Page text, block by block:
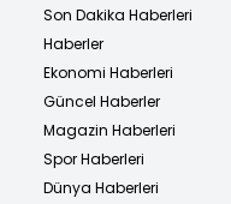
Son Dakika Haberleri
Haberler
Ekonomi Haberleri
Güncel Haberler
Magazin Haberleri
Spor Haberleri
Dünya Haberleri